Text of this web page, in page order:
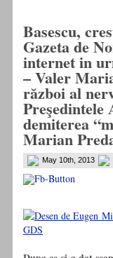
Basescu,
Gazeta de
internet in
– Valer
război al
Preşedintele
demiterea
Marian
May 10th, 2013